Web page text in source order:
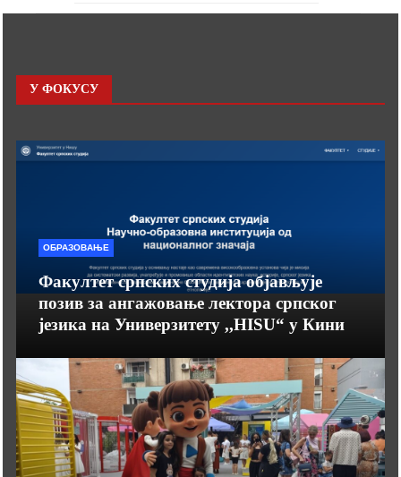
У ФОКУСУ
ОБРАЗОВАЊЕ
Факултет српских студија објављује
позив за ангажовање лектора српског
језика на Универзитету ,,HISU“ у Кини